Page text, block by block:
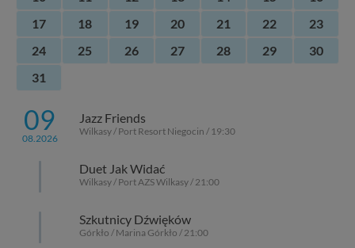
17
18 19 20 21 22
23
24
25 26 27 28 29
30
31
09
08.2026
Jazz Friends
Wilkasy / Port Resort Niegocin / 19:30
Duet Jak Widać
Wilkasy / Port AZS Wilkasy / 21:00
Szkutnicy Dźwięków
Górkło / Marina Górkło / 21:00